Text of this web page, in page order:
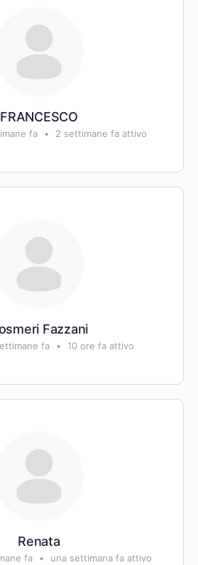
FRANCESCO
fa • 2 settimane fa attivo
Fazzani
fa • 10 ore fa attivo
Renata
fa • una settimana fa attivo